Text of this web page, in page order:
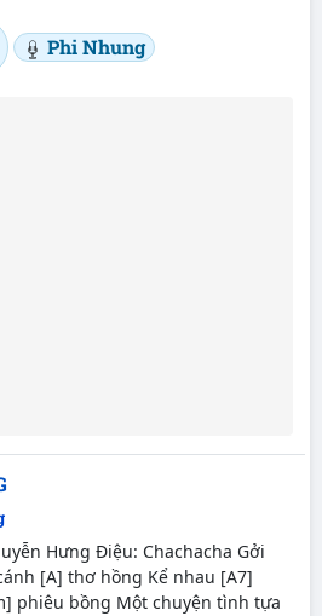
Phi Nhung
Hưng Điệu: Chachacha Gởi
[A] thơ hồng Kể nhau [A7]
phiêu bồng Một chuyện tình tựa